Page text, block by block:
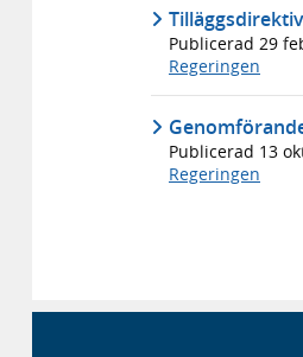
Publicerad 29
Regeringen
Publicerad 13
Regeringen